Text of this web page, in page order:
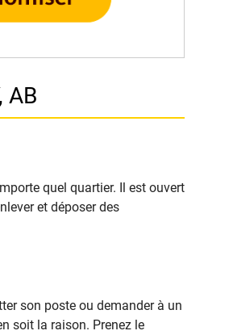
AB
quel quartier. Il est ouvert
et déposer des
son poste ou demander à un
soit la raison. Prenez le